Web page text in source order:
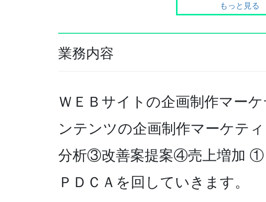
もっと見る
業務内容
ＷＥＢサイトの企画制作マー
ンテンツの企画制作マーケテ
分析③改善案提案④売上増加
ＰＤＣＡを回していきます。